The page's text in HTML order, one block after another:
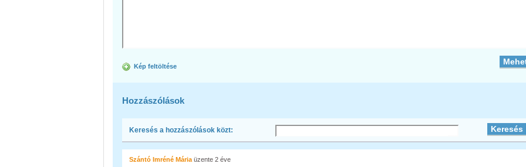
Kép feltöltése
Hozzászólások
Keresés a hozzászólások közt:
Szántó Imréné Mária üzente 2 éve